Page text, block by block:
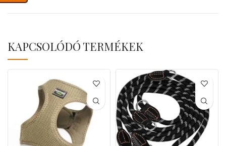
KAPCSOLÓDÓ TERMÉKEK